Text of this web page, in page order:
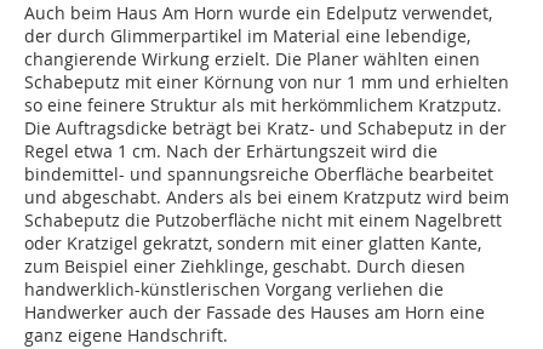
Auch beim Haus Am Horn wurde ein Edelputz verwendet,
der durch Glimmerpartikel im Material eine lebendige,
changierende Wirkung erzielt. Die Planer wählten einen
Schabeputz mit einer Körnung von nur 1 mm und erhielten
so eine feinere Struktur als mit herkömmlichem Kratzputz.
Die Auftragsdicke beträgt bei Kratz- und Schabeputz in der
Regel etwa 1 cm. Nach der Erhärtungszeit wird die
bindemittel- und spannungsreiche Oberfläche bearbeitet
und abgeschabt. Anders als bei einem Kratzputz wird beim
Schabeputz die Putzoberfläche nicht mit einem Nagelbrett
oder Kratzigel gekratzt, sondern mit einer glatten Kante,
zum Beispiel einer Ziehklinge, geschabt. Durch diesen
handwerklich-künstlerischen Vorgang verliehen die
Handwerker auch der Fassade des Hauses am Horn eine
ganz eigene Handschrift.